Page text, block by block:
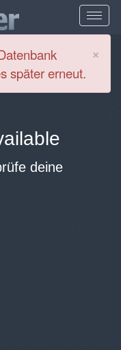
×
später erneut.
deine